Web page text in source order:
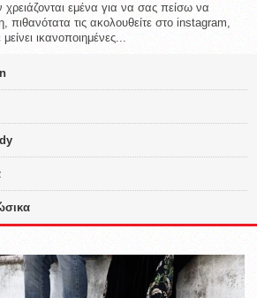
χρειάζονται εμένα για να σας πείσω να
πιθανότατα τις ακολουθείτε στο instagram,
ικανοποιημένες...